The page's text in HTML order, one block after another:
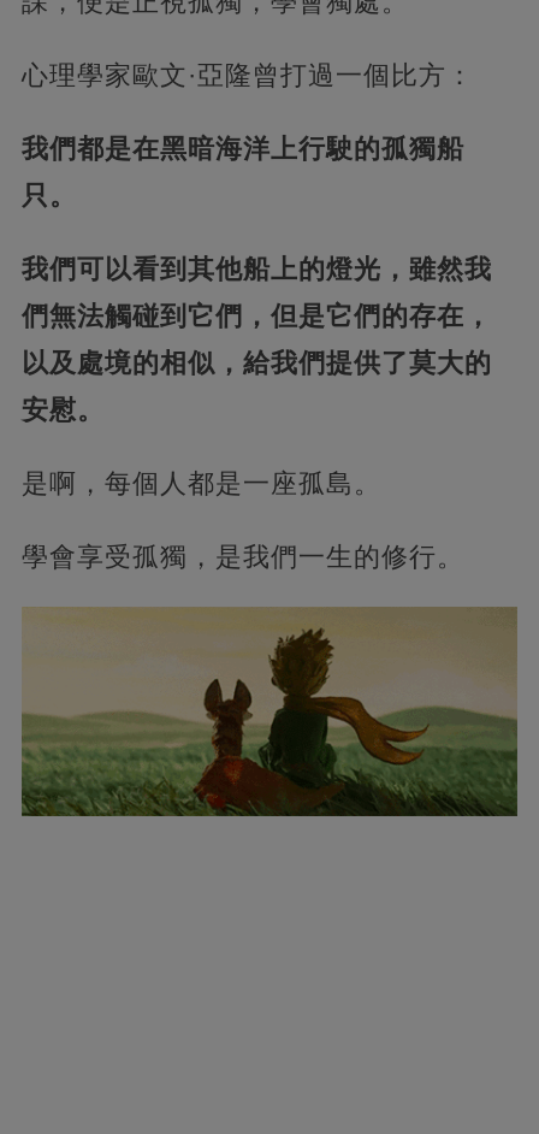
心理學家歐文·亞隆曾打過一個比方：
我們都是在黑暗海洋上行駛的孤獨船
只。
我們可以看到其他船上的燈光，雖然我
們無法觸碰到它們，但是它們的存在，
以及處境的相似，給我們提供了莫大的
安慰。
是啊，每個人都是一座孤島。
學會享受孤獨，是我們一生的修行。